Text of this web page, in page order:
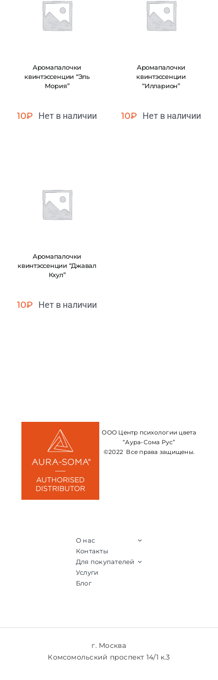
Аромапалочки
квинтэссенции “Эль
Мория”
10₽ Нет в наличии
Аромапалочки
квинтэссенции
“Илларион”
10₽ Нет в наличии
Аромапалочки
квинтэссенции “Джавал
Кхул”
10₽ Нет в наличии
ООО Центр психологии цвета
“Аура-Сома Рус”
©2022 Все права защищены.
О нас
Контакты
Для покупателей
Услуги
Блог
г. Москва
Комсомольский проспект 14/1 к.3